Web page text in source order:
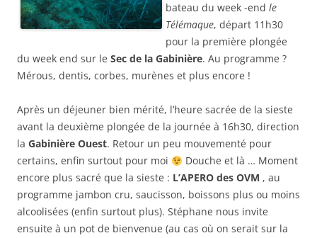
bateau du week -end le
Télémaque, départ 11h30
pour la première plongée
du week end sur le Sec de la Gabinière. Au programme ?
Mérous, dentis, corbes, murènes et plus encore !
Après un déjeuner bien mérité, l’heure sacrée de la sieste
avant la deuxième plongée de la journée à 16h30, direction
la Gabinière Ouest. Retour un peu mouvementé pour
certains, enfin surtout pour moi
Douche et là … Moment
encore plus sacré que la sieste : L’APERO des OVM , au
programme jambon cru, saucisson, boissons plus ou moins
alcoolisées (enfin surtout plus). Stéphane nous invite
ensuite à un pot de bienvenue (au cas où on serait sur la